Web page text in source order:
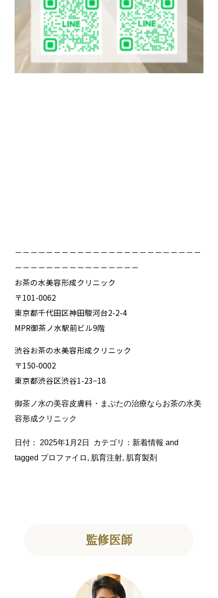
－－－－－－－－－－－－－－－－－－－－－－－－
－－－－－－－－－－－－－－－－
お茶の水美容形成クリニック
〒101-0062
東京都千代田区神田駿河台2-2-4
MPR御茶ノ水駅前ビル9階
渋谷お茶の水美容形成クリニック
〒150-0002
東京都渋谷区渋谷1-23−18
御茶ノ水の美容皮膚科・まぶたの治療ならお茶の水美
容形成クリニック
日付： 2025年1月2日 カテゴリ： 新着情報 and
tagged プロファイロ , 肌育注射, 肌育製剤
監修医師